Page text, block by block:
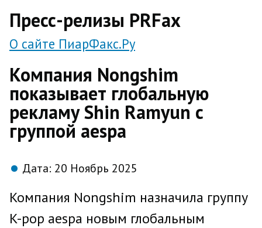
Пресс-релизы PRFax
О сайте ПиарФакс.Ру
Компания Nongshim
показывает глобальную
рекламу Shin Ramyun с
группой aespa
Дата: 20 Ноябрь 2025
Компания Nongshim назначила группу
K-pop aespa новым глобальным